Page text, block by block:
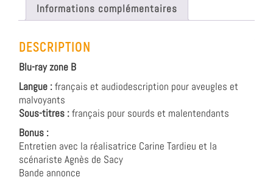
Informations complémentaires
DESCRIPTION
Blu-ray zone B
Langue :français et audiodescription pour aveugles et
malvoyants
Sous-titres :français pour sourds et malentendants
Bonus :
Entretien avec la réalisatrice Carine Tardieu et la
scénariste Agnès de Sacy
Bande annonce